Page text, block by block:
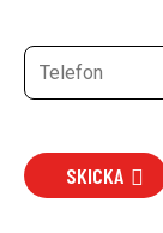
SKICKA